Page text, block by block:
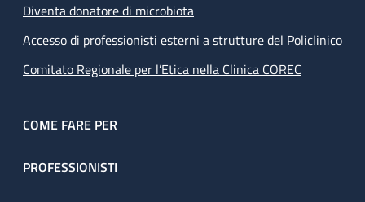
Diventa donatore di microbiota
Accesso di professionisti esterni a strutture del Policlinico
Comitato Regionale per l’Etica nella Clinica COREC
COME FARE PER
PROFESSIONISTI